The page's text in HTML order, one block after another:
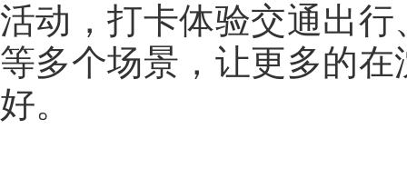
活动，打卡体验交通出
等多个场景，让更多的
好。